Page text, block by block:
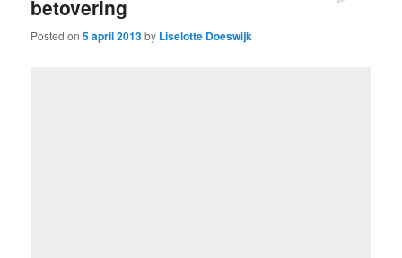
betovering
Posted on5 april 2013by Liselotte Doeswijk